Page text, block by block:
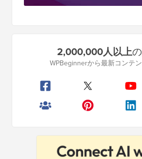
イ
2,000,000人以上
WPBeginnerから最新コンテ